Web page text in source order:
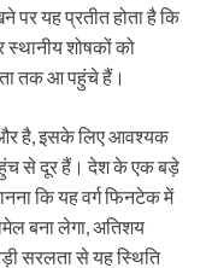
पर यह प्रतीत होता है कि
शोषकों को
तक आ पहुंचे हैं।
और है, इसके लिए आवश्यक
से दूर हैं। देश के एक बड़े
कि यह वर्ग फिनटेक में
बना लेगा, अतिशय
सरलता से यह स्थिति